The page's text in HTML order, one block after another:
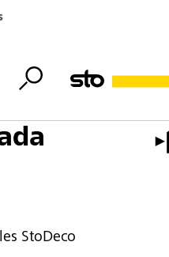
StoDeco